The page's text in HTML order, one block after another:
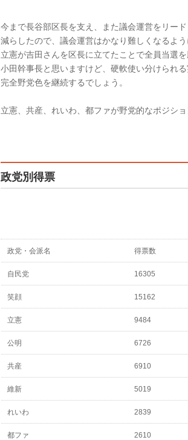
今まで長谷部区長を支え、また議会運営をリー
減らしたので、議会運営はかなり難しくなるよう
立憲が吉田さんを区長に立てたことで全員当選
小田幹事長と思いますけど、硬軟使い分けられ
完全野党色を継続するでしょう。
立憲、共産、れいわ、都ファが野党的なポジショ
政党別得票
政党・会派名 得票数
自民党 16305
笑顔 15162
立憲 9484
公明 6726
共産 6910
維新 5019
れいわ 2839
都ファ 2610